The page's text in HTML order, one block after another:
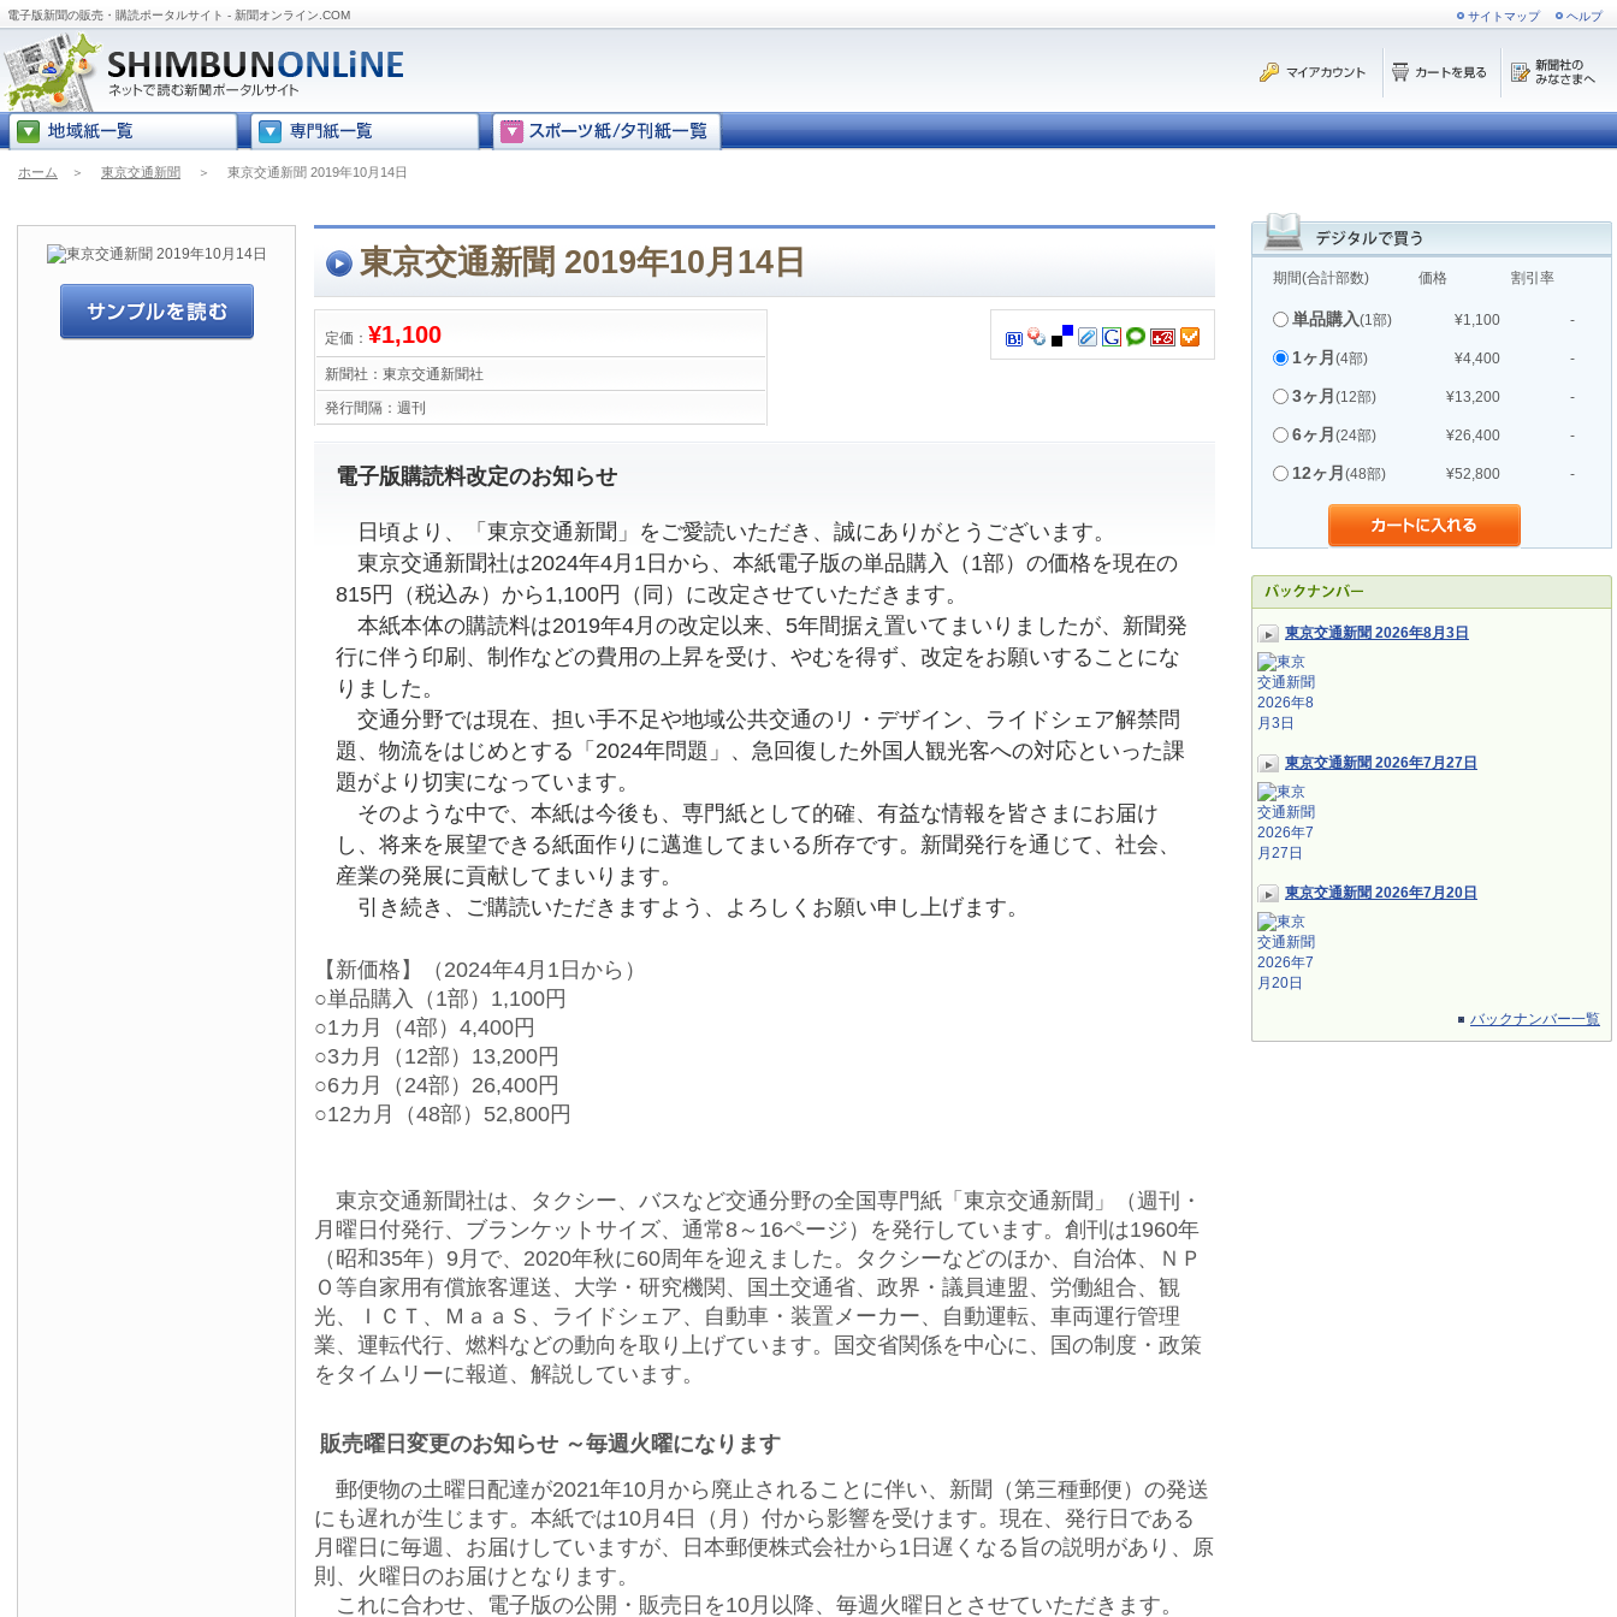
電子版新聞の販売・購読ポータルサイト - 新聞オンライン.COM サイトマップ ヘルプ
ホーム ＞ 東京交通新聞 ＞ 東京交通新聞 2019年10月14日
期間(合計部数) 価格 割引率
単品購入(1部) ¥1,100 -
1ヶ月 (4部) ¥4,400 -
3ヶ月 (12部) ¥13,200 -
6ヶ月 (24部) ¥26,400 -
12ヶ月 (48部) ¥52,800 -
東京交通新聞 2026年8月3日
東京交通新聞 2026年7月27日
東京交通新聞 2026年7月20日
バックナンバー一覧
東京交通新聞 2019年10月14日
定価： ¥1,100
新聞社： 東京交通新聞社
発行間隔： 週刊
電子版購読料改定のお知らせ
日頃より、「東京交通新聞」をご愛読いただき、誠にありがとうございます。
東京交通新聞社は2024年4月1日から、本紙電子版の単品購入（1部）の価格を現在の
815円（税込み）から1,100円（同）に改定させていただきます。
本紙本体の購読料は2019年4月の改定以来、5年間据え置いてまいりましたが、新聞発
行に伴う印刷、制作などの費用の上昇を受け、やむを得ず、改定をお願いすることにな
りました。
交通分野では現在、担い手不足や地域公共交通のリ・デザイン、ライドシェア解禁問
題、物流をはじめとする「2024年問題」、急回復した外国人観光客への対応といった課
題がより切実になっています。
そのような中で、本紙は今後も、専門紙として的確、有益な情報を皆さまにお届け
し、将来を展望できる紙面作りに邁進してまいる所存です。新聞発行を通じて、社会、
産業の発展に貢献してまいります。
引き続き、ご購読いただきますよう、よろしくお願い申し上げます。
【新価格】（2024年4月1日から）
○単品購入（1部）1,100円
○1カ月（4部）4,400円
○3カ月（12部）13,200円
○6カ月（24部）26,400円
○12カ月（48部）52,800円
東京交通新聞社は、タクシー、バスなど交通分野の全国専門紙「東京交通新聞」（週刊・
月曜日付発行、ブランケットサイズ、通常8～16ページ）を発行しています。創刊は1960年
（昭和35年）9月で、2020年秋に60周年を迎えました。タクシーなどのほか、自治体、ＮＰ
Ｏ等自家用有償旅客運送、大学・研究機関、国土交通省、政界・議員連盟、労働組合、観
光、ＩＣＴ、ＭａａＳ、ライドシェア、自動車・装置メーカー、自動運転、車両運行管理
業、運転代行、燃料などの動向を取り上げています。国交省関係を中心に、国の制度・政策
をタイムリーに報道、解説しています。
販売曜日変更のお知らせ ～毎週火曜になります
郵便物の土曜日配達が2021年10月から廃止されることに伴い、新聞（第三種郵便）の発送
にも遅れが生じます。本紙では10月4日（月）付から影響を受けます。現在、発行日である
月曜日に毎週、お届けしていますが、日本郵便株式会社から1日遅くなる旨の説明があり、原
則、火曜日のお届けとなります。
これに合わせ、電子版の公開・販売日を10月以降、毎週火曜日とさせていただきます。